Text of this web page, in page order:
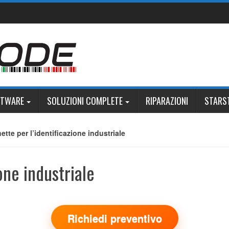
SOLUZIONI COMPLETE RIPARAZIONI
per l’identificazione industriale
industriale
Richiedi preventivo